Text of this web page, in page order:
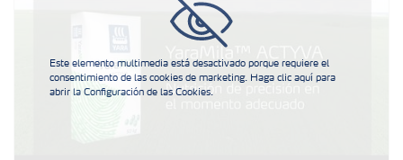
Distribuidores
Este elemento multimedia está desactivado porque requiere el
consentimiento de las cookies de marketing. Haga clic aquí para
abrir la Configuración de las Cookies.